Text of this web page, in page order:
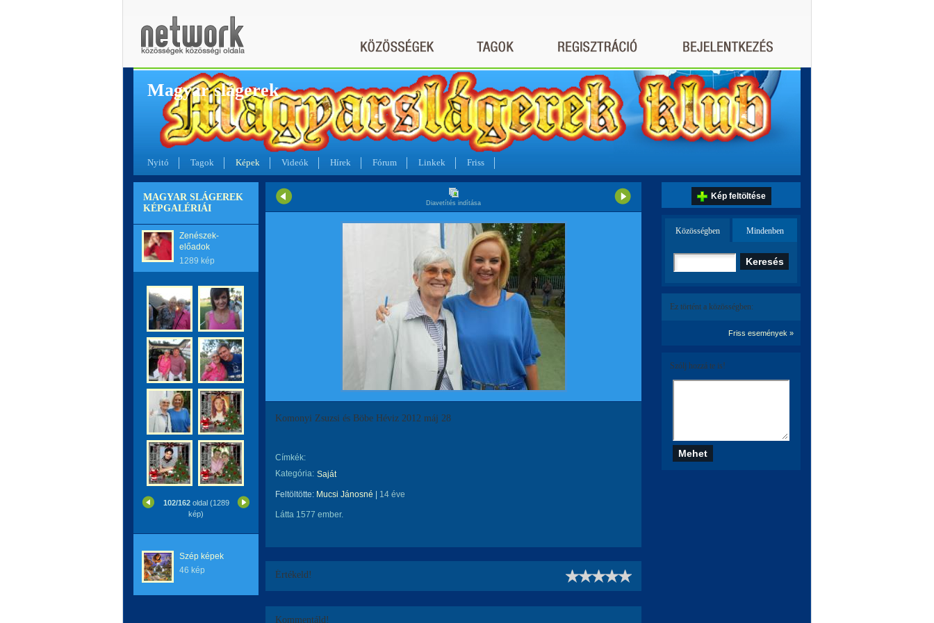
Magyar slágerek
Nyitó Tagok Képek Videók Hírek Fórum Linkek Friss
MAGYAR SLÁGEREK
KÉPGALÉRIÁI
Zenészek-
előadok
1289 kép
102/162oldal (1289
kép)
Szép képek
46 kép
Diavetítés indítása
Komonyi Zsuzsi és Böbe Héviz 2012 máj 28
Címkék:
Kategória: Saját
Feltöltötte: Mucsi Jánosné 14 éve
Látta 1577 ember.
Értékeld!
Kommentáld!
Kép feltöltése
Közösségben Mindenben
Ez történt a közösségben:
Friss események »
Szólj hozzá te is!